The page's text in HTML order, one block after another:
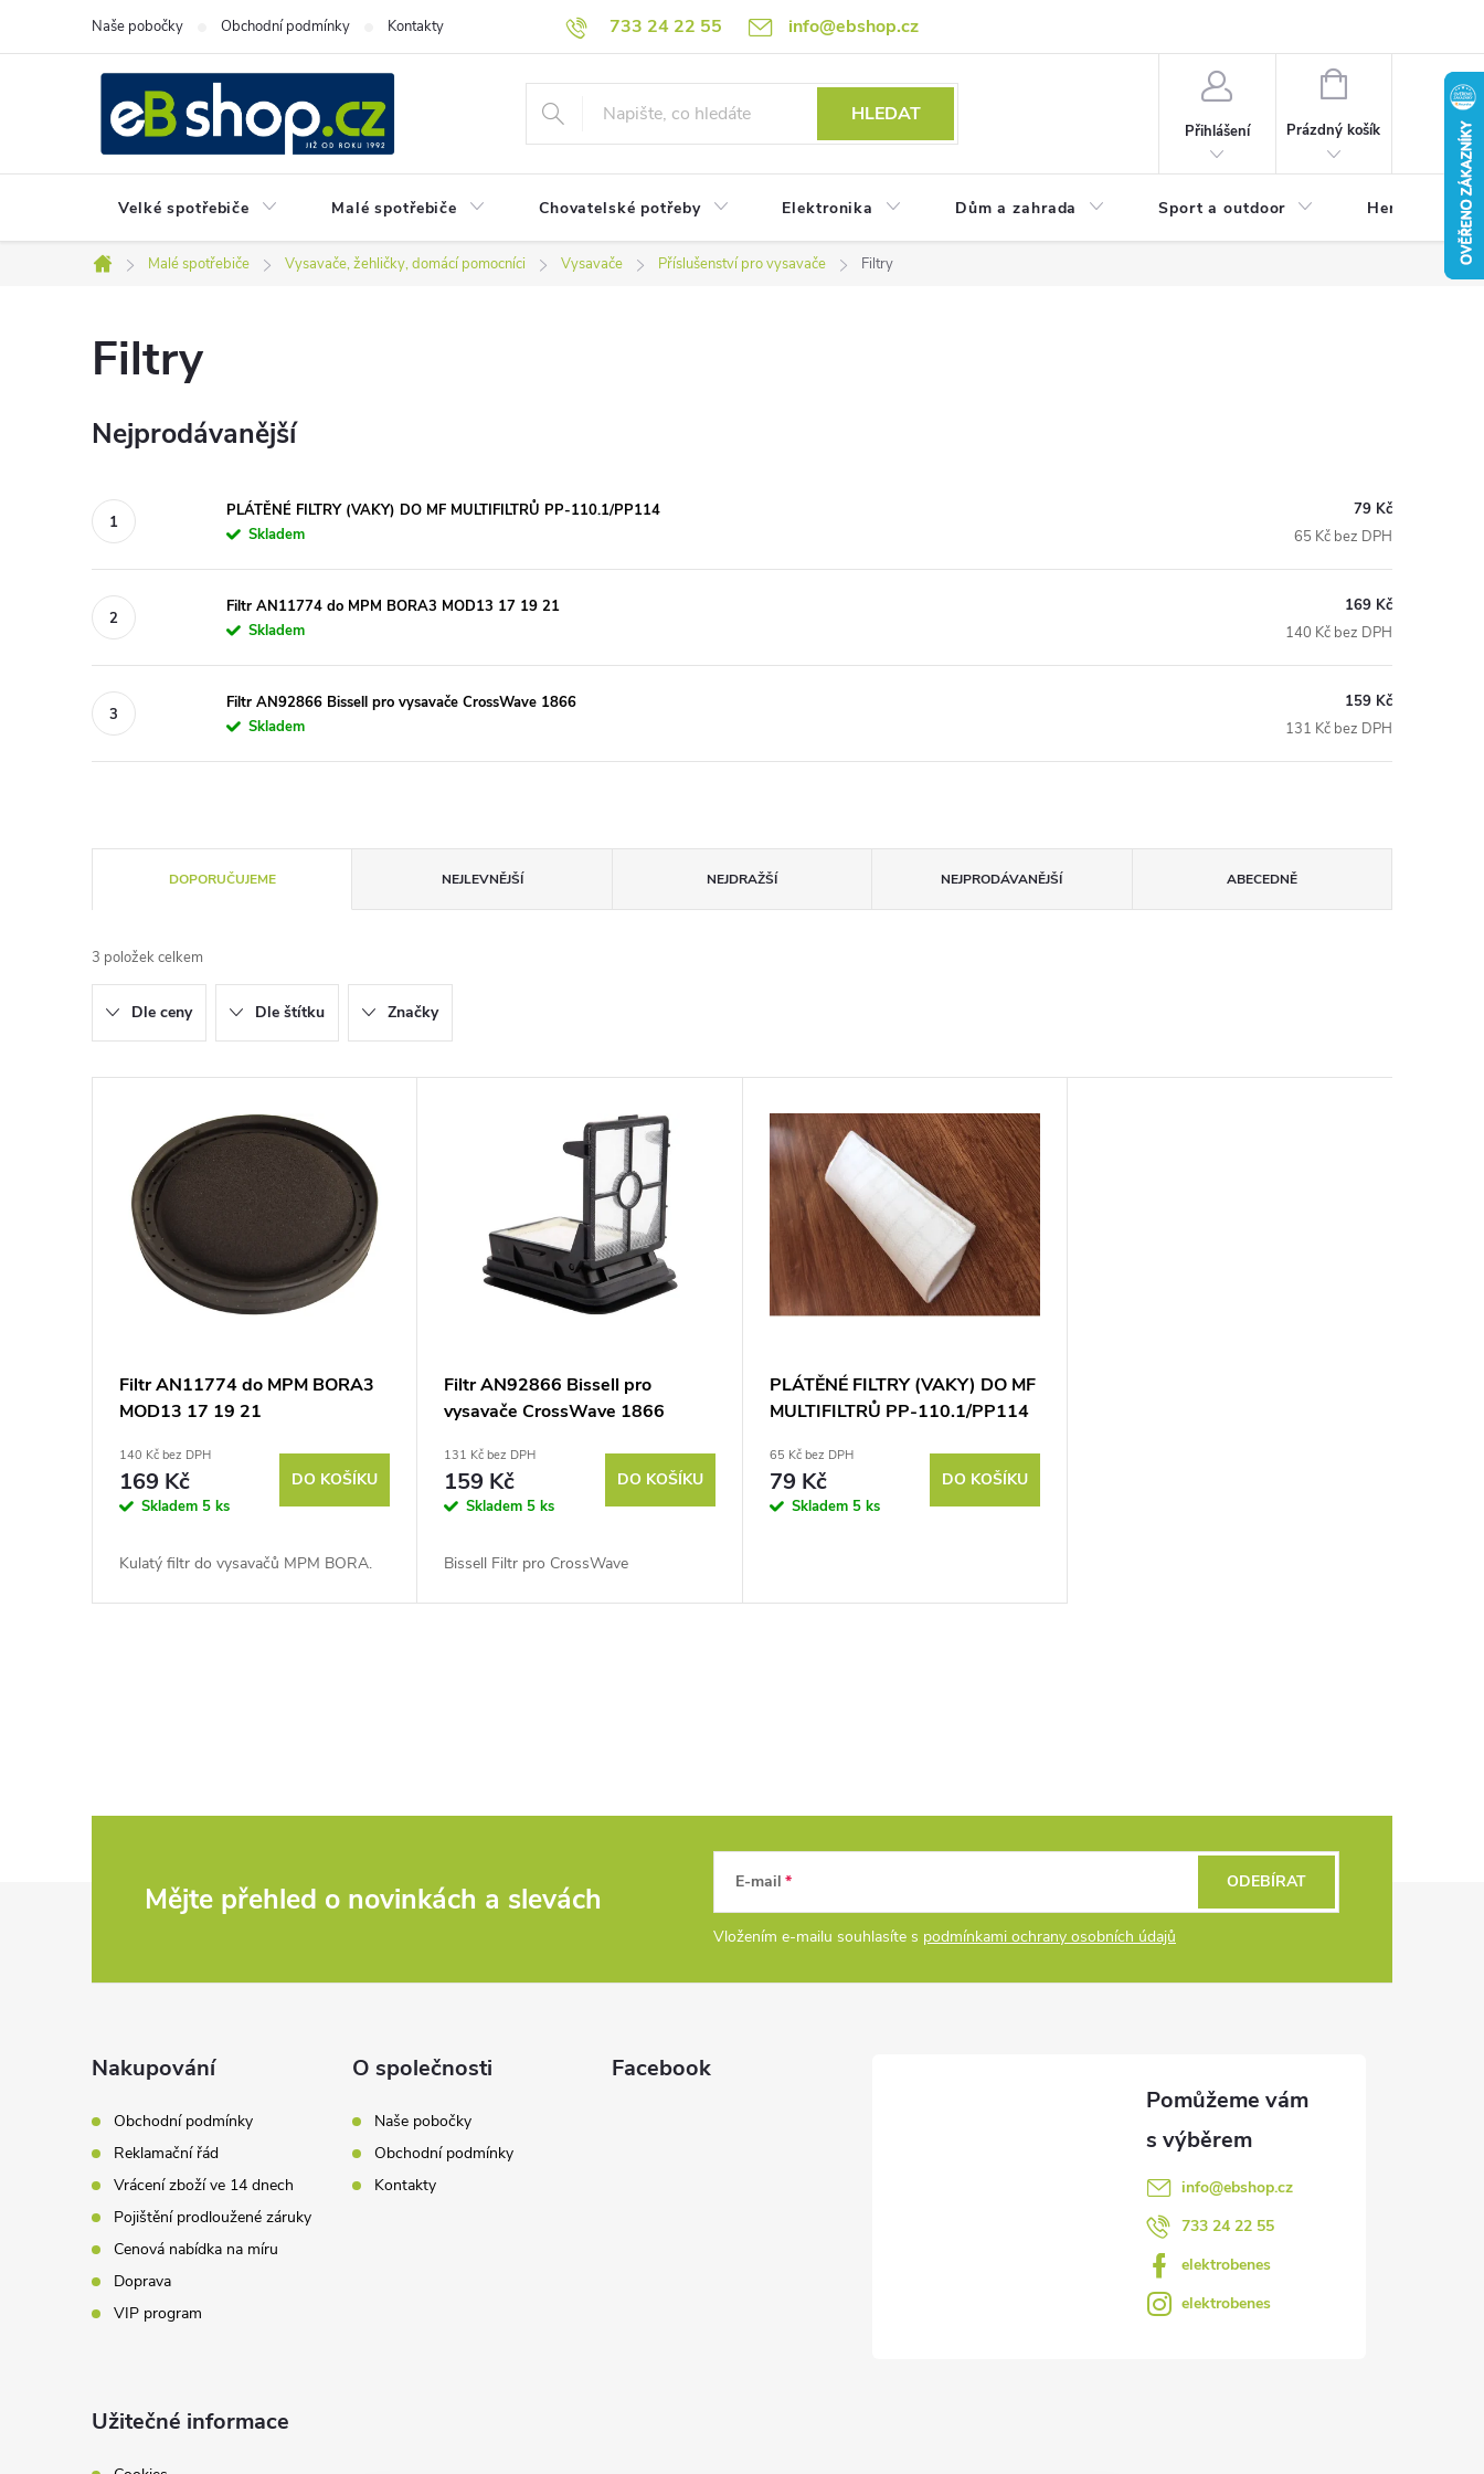
733 24 22 55 info@ebshop.cz
Naše pobočky Obchodní podmínky Kontakty
HLEDAT
Přihlášení
NÁKUPNÍ
Prázdný košík
Velké spotřebiče Malé spotřebiče Chovatelské potřeby Elektronika Dům a zahrada Sport a outdoor Herní zóna
Domů
Malé spotřebiče Vysavače, žehličky, domácí pomocníci Vysavače Příslušenství pro vysavače Filtry
Filtry
Nejprodávanější
PLÁTĚNÉ FILTRY (VAKY) DO MF MULTIFILTRŮ PP-110.1/PP114
Skladem
79 Kč
65 Kč bez DPH
Filtr AN11774 do MPM BORA3 MOD13 17 19 21
Skladem
169 Kč
140 Kč bez DPH
Filtr AN92866 Bissell pro vysavače CrossWave 1866
Skladem
159 Kč
131 Kč bez DPH
a
z
e
n
ů
DOPORUČUJEME NEJLEVNĚJŠÍ NEJDRAŽŠÍ NEJPRODÁVANĚJŠÍ ABECEDNĚ
3 položek celkem
Dle ceny Dle štítku Značky
u
Filtr AN11774 do MPM BORA3
MOD13 17 19 21
140 Kč bez DPH
169 Kč
Skladem 5 ks
DO KOŠÍKU
Kulatý filtr do vysavačů MPM BORA.
Filtr AN92866 Bissell pro
vysavače CrossWave 1866
131 Kč bez DPH
159 Kč
Skladem 5 ks
DO KOŠÍKU
Bissell Filtr pro CrossWave
PLÁTĚNÉ FILTRY (VAKY) DO MF
MULTIFILTRŮ PP-110.1/PP114
65 Kč bez DPH
79 Kč
Skladem 5 ks
DO KOŠÍKU
á
í
r
v
k
y
v
ý
s
Mějte přehled o novinkách a slevách E-mail
Vložením e-mailu souhlasíte s podmínkami ochrany osobních údajů
ODEBÍRAT
Nakupování
Obchodní podmínky
Reklamační řád
Vrácení zboží ve 14 dnech
Pojištění prodloužené záruky
Cenová nabídka na míru
Doprava
VIP program
O společnosti
Naše pobočky
Obchodní podmínky
Kontakty
Facebook
info@ebshop.cz
733 24 22 55
elektrobenes
elektrobenes
Užitečné informace